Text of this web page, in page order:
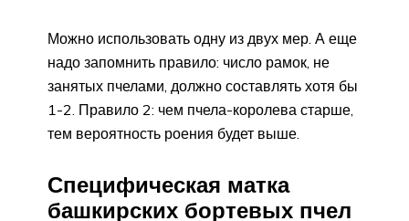
Можно использовать одну из двух мер. А еще
надо запомнить правило: число рамок, не
занятых пчелами, должно составлять хотя бы
1-2. Правило 2: чем пчела-королева старше,
тем вероятность роения будет выше.
Специфическая матка
башкирских бортевых пчел